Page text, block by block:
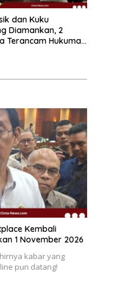
dan Kuku
Diamankan, 2
Terancam Hukuman
Kembali
1 November 2026
kabar yang
pun datang!